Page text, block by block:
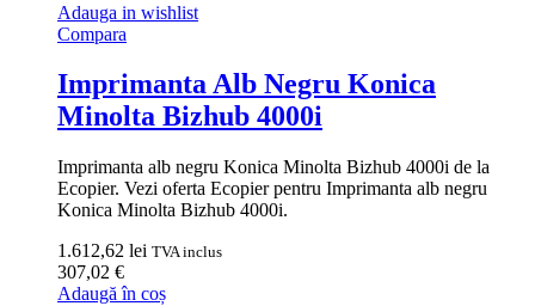
Adauga in wishlist
Compara
Imprimanta Alb Negru Konica
Minolta Bizhub 4000i
Imprimanta alb negru Konica Minolta Bizhub 4000i de la
Ecopier. Vezi oferta Ecopier pentru Imprimanta alb negru
Konica Minolta Bizhub 4000i.
1.612,62 lei TVA inclus
307,02 €
Adaugă în coș